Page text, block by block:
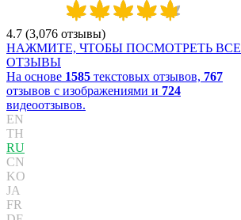
4.7 (3,076 отзывы)
НАЖМИТЕ, ЧТОБЫ ПОСМОТРЕТЬ ВСЕ
ОТЗЫВЫ
На основе 1585 текстовых отзывов, 767
отзывов с изображениями и 724
видеоотзывов.
EN
TH
RU
CN
KO
JA
FR